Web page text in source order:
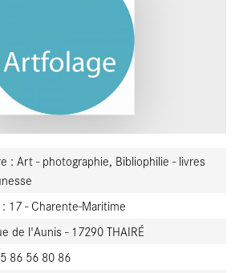
: Art - photographie, Bibliophilie - livres
17 - Charente-Maritime
de l'Aunis - 17290 THAIRÉ
86 56 80 86